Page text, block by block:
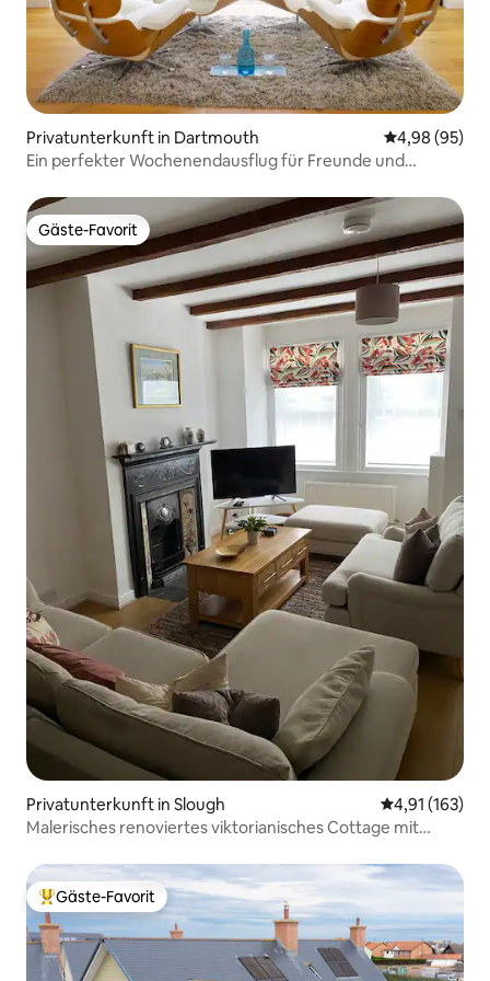
Privatunterkunft in Dartmouth
4,98 (95)
Ein perfekter Wochenendausflug für Freunde und
Gäste-Favorit
Gäste-Favorit
Privatunterkunft in Slough
4,91 (163)
Malerisches renoviertes viktorianisches Cottage mit
Beliebter Gäste-Favorit.
Gäste-Favorit